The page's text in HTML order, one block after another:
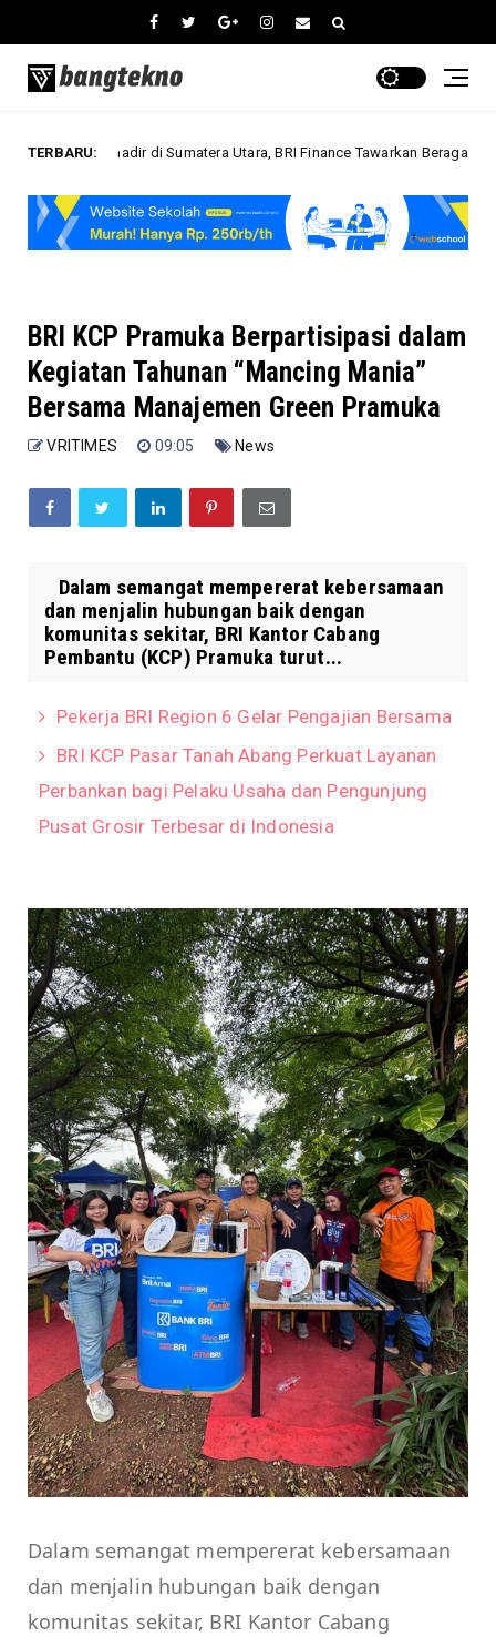
TERBARU:
Hadir di Sumatera Utara, BRI Finance Tawarkan Beragam Keuntungan
BRI KCP Pramuka Berpartisipasi dalam
Kegiatan Tahunan “Mancing Mania”
Bersama Manajemen Green Pramuka
VRITIMES 09:05 News
Dalam semangat mempererat kebersamaan
dan menjalin hubungan baik dengan
komunitas sekitar, BRI Kantor Cabang
Pembantu (KCP) Pramuka turut...
Pekerja BRI Region 6 Gelar Pengajian Bersama
BRI KCP Pasar Tanah Abang Perkuat Layanan
Perbankan bagi Pelaku Usaha dan Pengunjung
Pusat Grosir Terbesar di Indonesia
Dalam semangat mempererat kebersamaan
dan menjalin hubungan baik dengan
komunitas sekitar, BRI Kantor Cabang